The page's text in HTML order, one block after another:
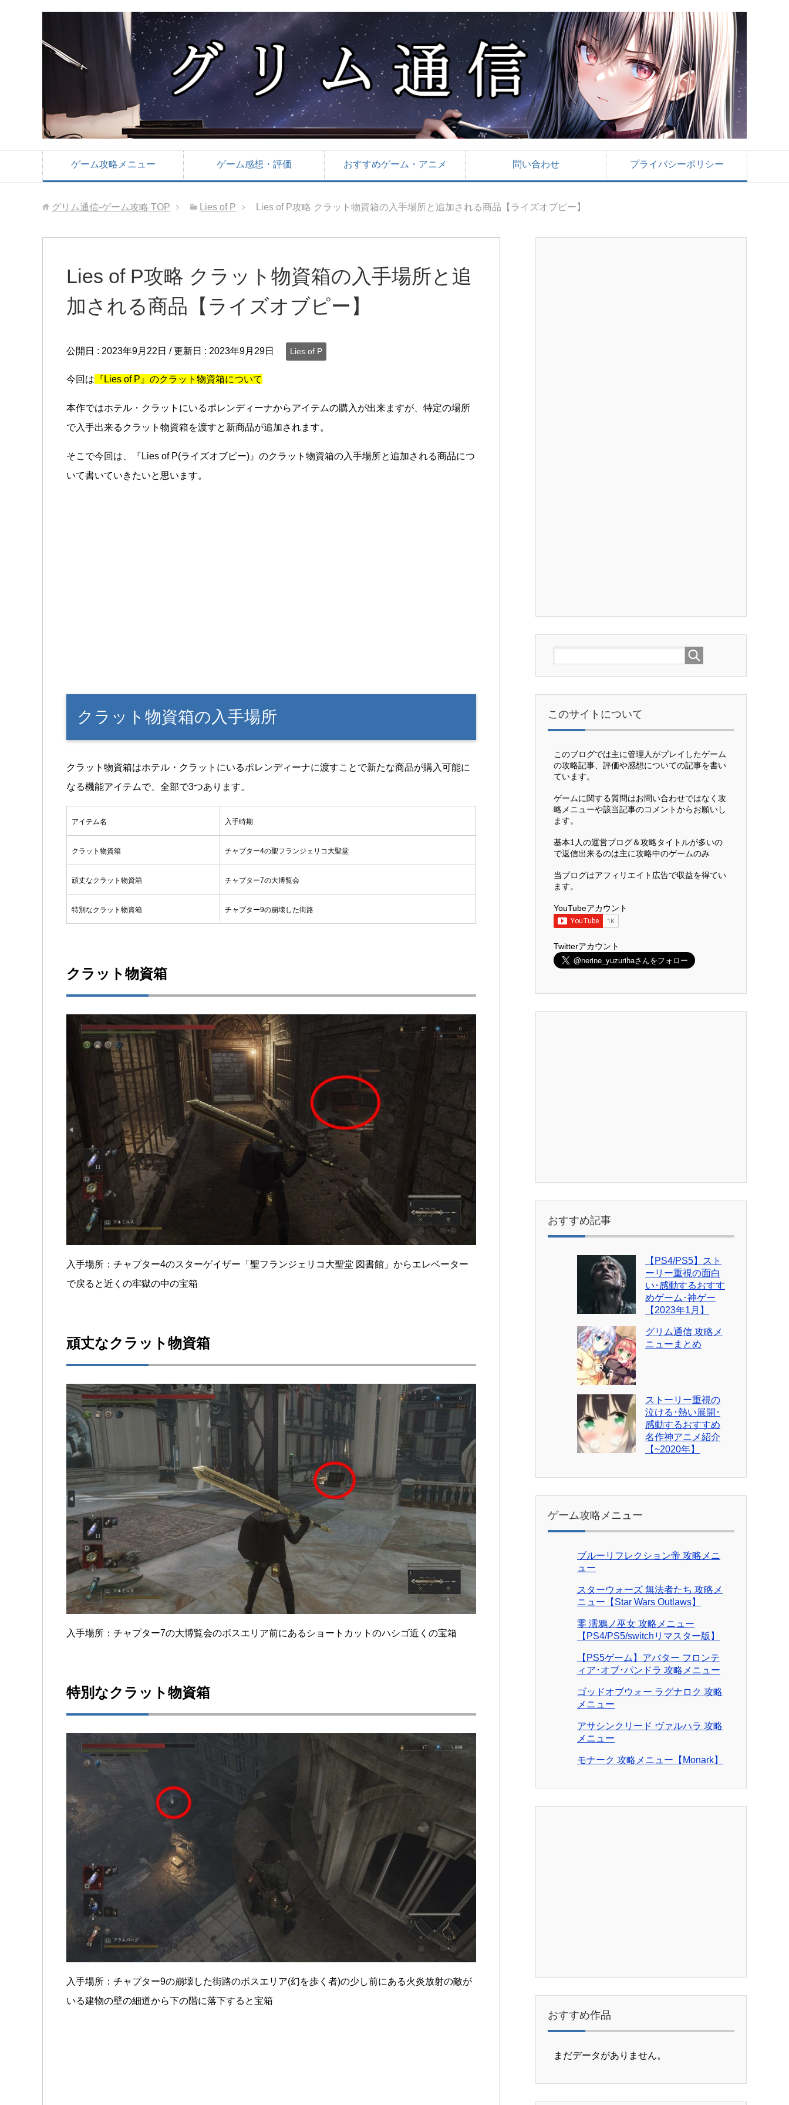
ゲーム攻略メニュー ゲーム感想・評価 おすすめゲーム・アニメ 問い合わせ プライバシーポリシー
グリム通信-ゲーム攻略 TOP Lies of P Lies of P攻略 クラット物資箱の入手場所と追加される商品【ライズオブピー】
Lies of P攻略 クラット物資箱の入手場所と追
加される商品【ライズオブピー】
公開日 : 2023年9月22日 / 更新日 : 2023年9月29日 Lies of P
今回は 『Lies of P』のクラット物資箱について
本作ではホテル・クラットにいるポレンディーナからアイテムの購入が出来ますが、特定の場所
で入手出来るクラット物資箱を渡すと新商品が追加されます。
そこで今回は、『Lies of P(ライズオブピー)』のクラット物資箱の入手場所と追加される商品につ
いて書いていきたいと思います。
クラット物資箱の入手場所
クラット物資箱はホテル・クラットにいるポレンディーナに渡すことで新たな商品が購入可能に
なる機能アイテムで、全部で3つあります。
アイテム名 入手時期
クラット物資箱 チャプター4の聖フランジェリコ大聖堂
頑丈なクラット物資箱 チャプター7の大博覧会
特別なクラット物資箱 チャプター9の崩壊した街路
クラット物資箱
入手場所：チャプター4のスターゲイザー「聖フランジェリコ大聖堂 図書館」からエレベーター
で戻ると近くの牢獄の中の宝箱
頑丈なクラット物資箱
入手場所：チャプター7の大博覧会のボスエリア前にあるショートカットのハシゴ近くの宝箱
特別なクラット物資箱
入手場所：チャプター9の崩壊した街路のボスエリア(幻を歩く者)の少し前にある火炎放射の敵が
いる建物の壁の細道から下の階に落下すると宝箱
このサイトについて
このブログでは主に管理人がプレイしたゲーム
の攻略記事、評価や感想についての記事を書い
ています。
ゲームに関する質問はお問い合わせではなく攻
略メニューや該当記事のコメントからお願いし
ます。
基本1人の運営ブログ＆攻略タイトルが多いの
で返信出来るのは主に攻略中のゲームのみ
当ブログはアフィリエイト広告で収益を得てい
ます。
YouTubeアカウント
Twitterアカウント
おすすめ記事
【PS4/PS5】スト
ーリー重視の面白
い･感動するおすす
めゲーム･神ゲー
【2023年1月】
グリム通信 攻略メ
ニューまとめ
ストーリー重視の
泣ける･熱い展開･
感動するおすすめ
名作神アニメ紹介
【~2020年】
ゲーム攻略メニュー
ブルーリフレクション帝 攻略メニ
ュー
スターウォーズ 無法者たち 攻略メ
ニュー【Star Wars Outlaws】
零 濡鴉ノ巫女 攻略メニュー
【PS4/PS5/switchリマスター版】
【PS5ゲーム】アバター フロンテ
ィア･オブ･パンドラ 攻略メニュー
ゴッドオブウォー ラグナロク 攻略
メニュー
アサシンクリード ヴァルハラ 攻略
メニュー
モナーク 攻略メニュー【Monark】
おすすめ作品
まだデータがありません。